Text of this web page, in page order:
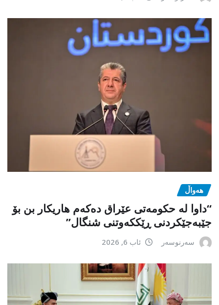
هەواڵ
“داوا لە حكومەتی عێراق دەكەم هاریكار بن بۆ
جێبەجێكردنی ڕێككەوتنی شنگال”
سەرنوسەر ئاب 6, 2026